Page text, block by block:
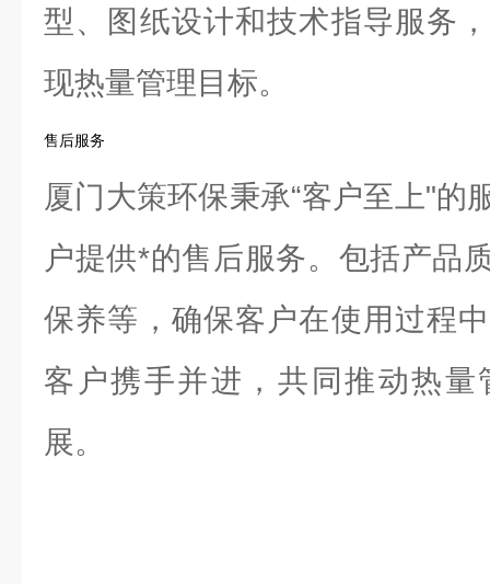
型、图纸设计和技术指导服务
现热量管理目标。
售后服务
厦门大策环保秉承“客户至上"的
户提供*的售后服务。包括产品
保养等，确保客户在使用过程
客户携手并进，共同推动热
展。